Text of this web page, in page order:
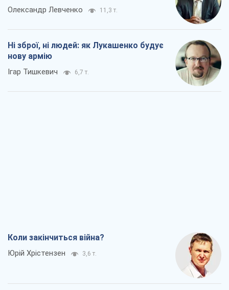
Олександр Левченко 11,3 т.
Ні зброї, ні людей: як Лукашенко будує
нову армію
Ігар Тишкевич 6,7 т.
Коли закінчиться війна?
Юрій Хрістензен 3,6 т.